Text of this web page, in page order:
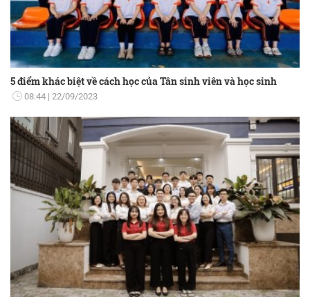
5 điểm khác biệt về cách học của Tân sinh viên và học sinh
08:44 22/09/2023